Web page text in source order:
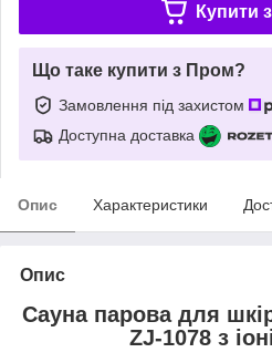
Купити з
Що таке купити з Пром?
Замовлення під захистом
Доступна доставка
Опис Характеристики
Опис
Сауна парова для
ZJ-1078 з